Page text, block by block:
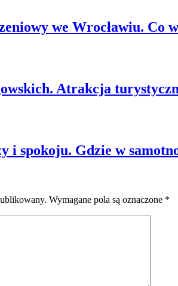
we Wrocławiu. Co
Atrakcja
i spokoju. Gdzie w
Wymagane pola są oznaczone *